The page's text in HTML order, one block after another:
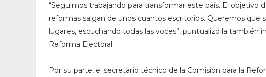
“Seguimos trabajando para transformar este país. El objetivo
reformas salgan de unos cuantos escritorios. Queremos
lugares, escuchando todas las voces”, puntualizó la también
Reforma Electoral.
Por su parte, el secretario técnico de la Comisión para la